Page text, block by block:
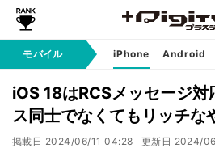
モバイル iPhone Android
iOS 18はRCSメッセージ
ス同士でなくてもリッチな
掲載日 2024/06/11 04:28 更新日 2024/